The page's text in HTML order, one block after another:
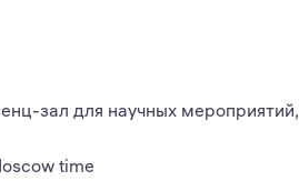
зал для научных мероприятий,
time